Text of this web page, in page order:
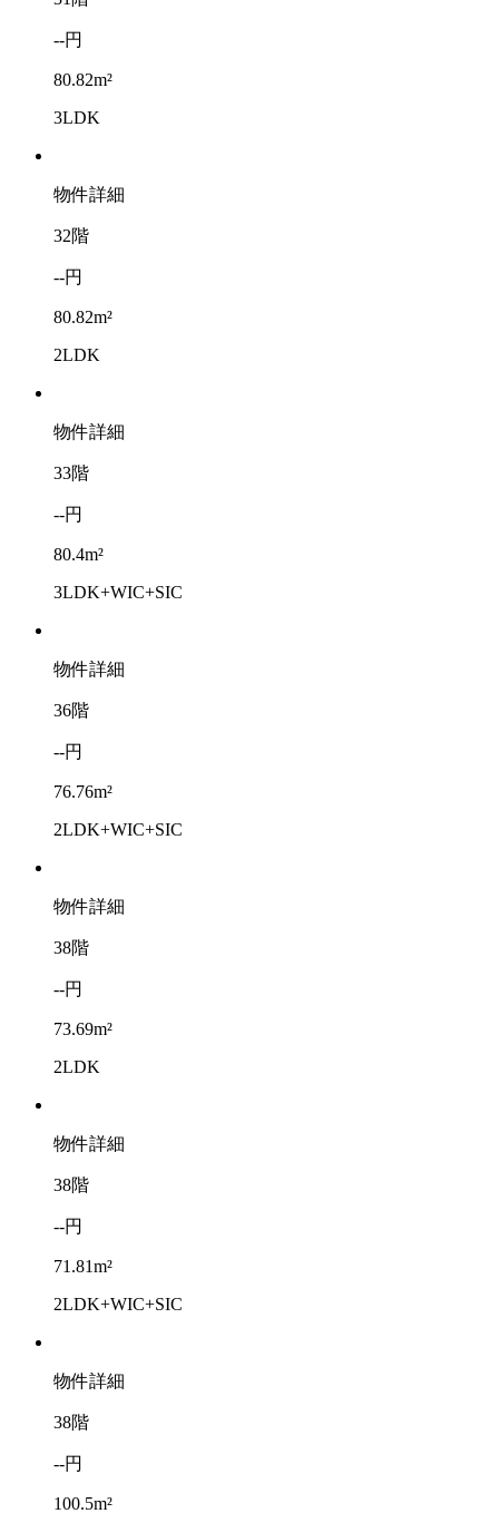
--円
80.82m²
3LDK
物件詳細
32階
--円
80.82m²
2LDK
物件詳細
33階
--円
80.4m²
3LDK+WIC+SIC
物件詳細
36階
--円
76.76m²
2LDK+WIC+SIC
物件詳細
38階
--円
73.69m²
2LDK
物件詳細
38階
--円
71.81m²
2LDK+WIC+SIC
物件詳細
38階
--円
100.5m²